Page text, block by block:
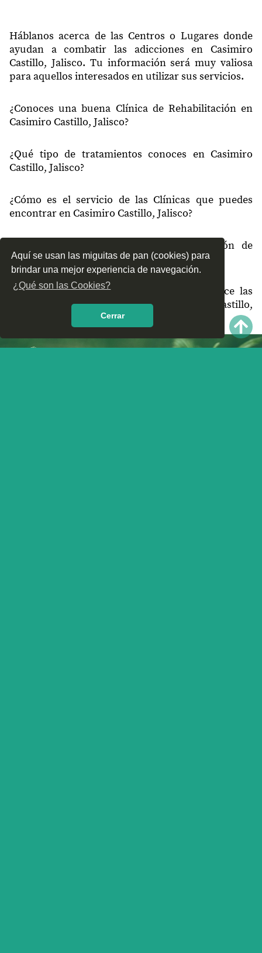
Aquí se usan las miguitas de pan (cookies) para
brindar una mejor experiencia de navegación.
¿Qué son las Cookies?
Cerrar
Háblanos acerca de las Centros o Lugares donde
ayudan a combatir las adicciones en Casimiro
Castillo, Jalisco. Tu información será muy valiosa
para aquellos interesados en utilizar sus servicios.
¿Conoces una buena Clínica de Rehabilitación en
Casimiro Castillo, Jalisco?
¿Qué tipo de tratamientos conoces en Casimiro
Castillo, Jalisco?
¿Cómo es el servicio de las Clínicas que puedes
encontrar en Casimiro Castillo, Jalisco?
¿Recomiendas las Clínicas de Rehabilitación de
Casimiro Castillo, Jalisco?
¿Qué te parece el servicio y trato que ofrece las
Clínicas de Rehabilitación en Casimiro Castillo,
Jalisco? Nos interesa tu opinión.